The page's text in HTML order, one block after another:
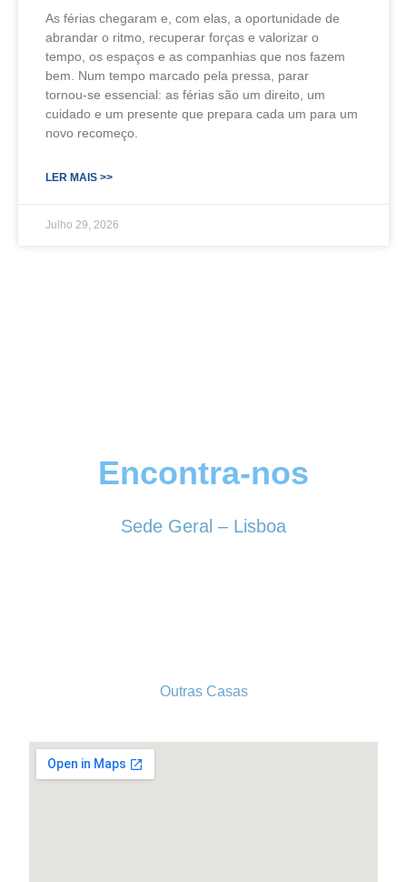
As férias chegaram e, com elas, a oportunidade de
abrandar o ritmo, recuperar forças e valorizar o
tempo, os espaços e as companhias que nos fazem
bem. Num tempo marcado pela pressa, parar
tornou‑se essencial: as férias são um direito, um
cuidado e um presente que prepara cada um para um
novo recomeço.
LER MAIS >>
Julho 29, 2026
Encontra-nos
Sede Geral – Lisboa
Outras Casas